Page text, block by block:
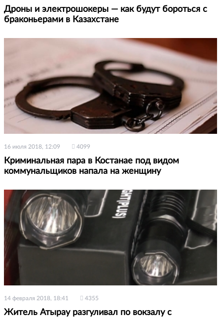
Дроны и электрошокеры — как будут бороться с
браконьерами в Казахстане
16 июля 2018, 12:09 4099
Криминальная пара в Костанае под видом
коммунальщиков напала на женщину
14 февраля 2018, 18:41 4355
Житель Атырау разгуливал по вокзалу с